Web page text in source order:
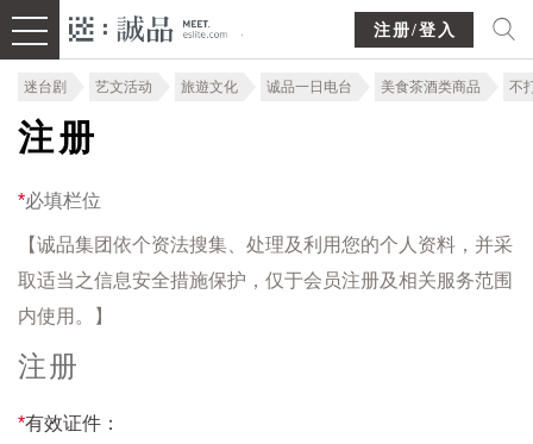
注册/登入
迷台剧 艺文活动 旅遊文化 诚品一日电台 美食茶酒类商品 不
注册
*必填栏位
【诚品集团依个资法搜集、处理及利用您的个人资料，并采
取适当之信息安全措施保护，仅于会员注册及相关服务范围
内使用。】
注册
*有效证件：